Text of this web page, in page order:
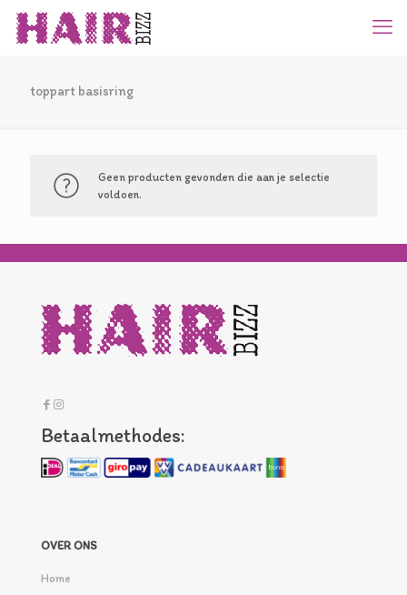
toppart basisring
Geen producten gevonden die aan je selectie
voldoen.
Betaalmethodes:
OVER ONS
Home